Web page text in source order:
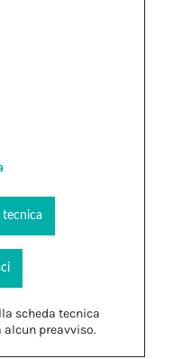
tecnica
scheda tecnica
alcun preavviso.